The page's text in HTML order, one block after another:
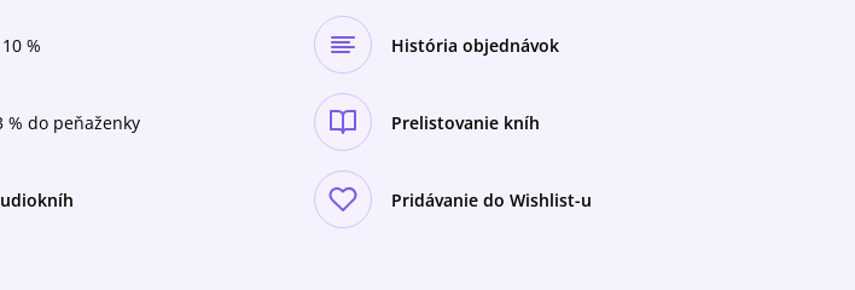
10 % História objednávok
% do peňaženky Prelistovanie kníh
Pridávanie do Wishlist-u